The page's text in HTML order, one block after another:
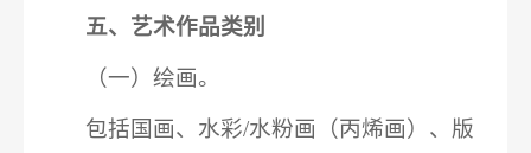
五、艺术作品类别
（一）绘画。
包括国画、水彩/水粉画（丙烯画）、版